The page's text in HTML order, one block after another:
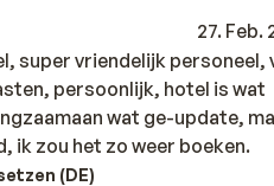
27. Feb.
super vriendelijk personeel,
persoonlijk, hotel is wat
wat ge-update,
ik zou het zo weer boeken.
super vriendelijk personeel,
persoonlijk, hotel is wat
wat ge-update,
ik zou het zo weer boeken.
(DE)